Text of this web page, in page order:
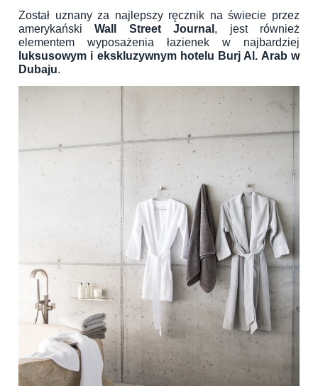
Został uznany za najlepszy ręcznik na świecie przez
amerykańskiWall Street Journal , jest również
elementem wyposażenia łazienek w najbardziej
luksusowym i ekskluzywnym hotelu Burj Al. Arab w
Dubaju.